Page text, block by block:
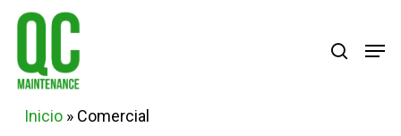
Skip
main
Inicio» Comercial